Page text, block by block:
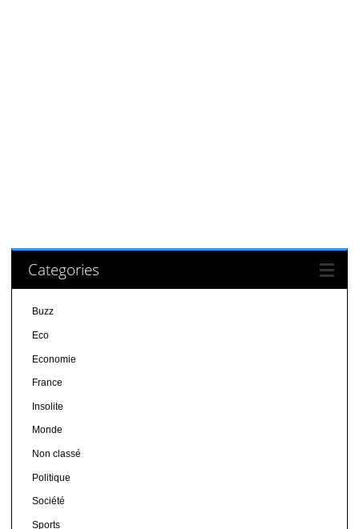
Categories
Buzz
Eco
Economie
France
Insolite
Monde
Non classé
Politique
Société
Sports